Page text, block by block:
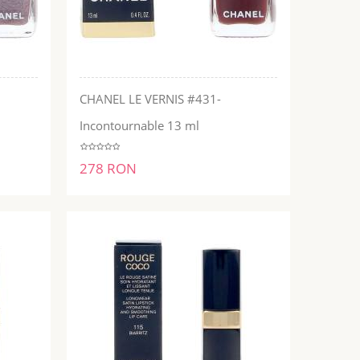
CHANEL LE VERNIS #431-
Incontournable 13 ml
278 RON
ADĂUGĂ ÎN COŞ